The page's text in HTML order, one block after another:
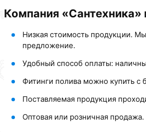
Компания «Сантехника»
Низкая стоимость продукции.
предложение.
Удобный способ оплаты:
Фитинги полива можно купить с
Поставляемая продукция
Оптовая или розничная продажа.